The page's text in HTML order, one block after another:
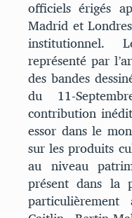
officiels érigés
Madrid et
institutionnel.
représenté par
des bandes
du 11-
contribution
essor dans le
sur les produits
au niveau
présent dans la